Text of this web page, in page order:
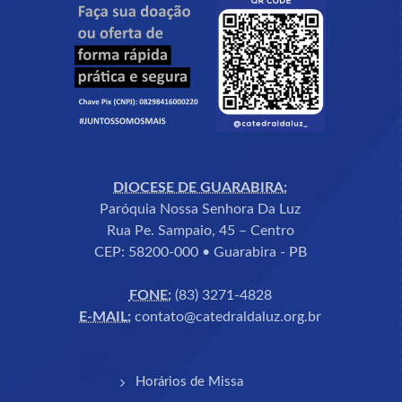
DIOCESE DE GUARABIRA:
Paróquia Nossa Senhora Da Luz
Rua Pe. Sampaio, 45 – Centro
CEP: 58200-000 • Guarabira - PB
FONE:(83) 3271-4828
E-MAIL: contato@catedraldaluz.org.br
Horários de Missa